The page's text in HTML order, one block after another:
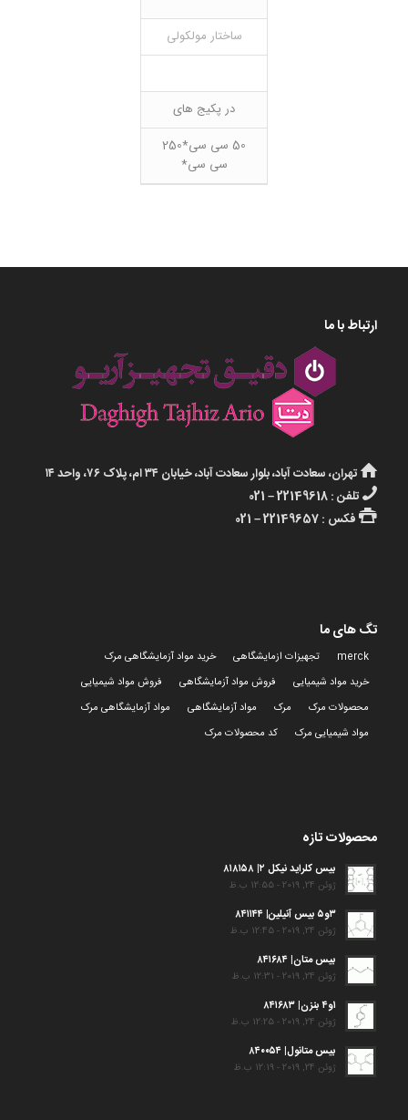
ساختار مولکولی
در پکیج های
50 سی سی*250
سی سی*
ارتباط با ما
تهران، سعادت آباد، بلوار سعادت آباد، خیابان ۳۴ ام، پلاک ۷۶، واحد ۱۴
تلفن : 22149618 – 021
فکس : 22149657 – 021
تگ های ما
merck تجهیزات ازمایشگاهی
خرید مواد آزمایشگاهی مرک
خرید مواد شیمیایی
فروش مواد آزمایشگاهی
فروش مواد شیمیایی
محصولات مرک
مرک مواد آزمایشگاهی
مواد آزمایشگاهی مرک
مواد شیمیایی مرک
کد محصولات مرک
محصولات تازه
بیس کلراید نیکل ۲| ۸۱۸۱۵۸
ژوئن 24, 2019 - 12:55 ب.ظ
۳و۵ بیس آنیلین| ۸۴۱۱۴۴
ژوئن 24, 2019 - 12:45 ب.ظ
بیس متان| ۸۴۱۶۸۴
ژوئن 24, 2019 - 12:31 ب.ظ
۱و۴ بنزن| ۸۴۱۶۸۳
ژوئن 24, 2019 - 12:25 ب.ظ
بیس متانول| ۸۴۰۰۵۴
ژوئن 24, 2019 - 12:19 ب.ظ